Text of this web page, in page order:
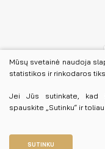
Mūsų svetainė naudoja
statistikos ir rinkodaros
Jei Jūs sutinkate, kad
spauskite „Sutinku“ ir
SUTINKU